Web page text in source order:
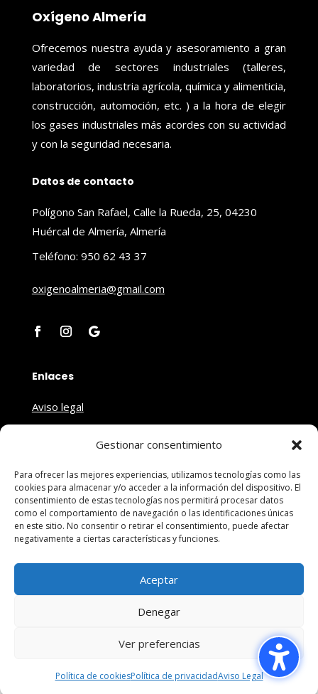
Gestionar consentimiento
Para ofrecer las mejores experiencias, utilizamos tecnologías como las
cookies para almacenar y/o acceder a la información del dispositivo. El
consentimiento de estas tecnologías nos permitirá procesar datos
como el comportamiento de navegación o las identificaciones únicas
en este sitio. No consentir o retirar el consentimiento, puede afectar
negativamente a ciertas características y funciones.
Aceptar
Denegar
Ver preferencias
Política de cookiesPolítica de privacidadAviso Legal
Oxígeno Almería
Ofrecemos nuestra ayuda y asesoramiento a gran
variedad de sectores industriales (talleres,
laboratorios, industria agrícola, química y alimenticia,
construcción, automoción, etc. ) a la hora de elegir
los gases industriales más acordes con su actividad
y con la seguridad necesaria.
Datos de contacto
Polígono San Rafael, Calle la Rueda, 25, 04230
Huércal de Almería, Almería
Teléfono: 950 62 43 37
oxigenoalmeria@gmail.com
Enlaces
Aviso legal
Contacto
Copyright © 2026 Oxígeno Almería. Todos los
derechos reservados.